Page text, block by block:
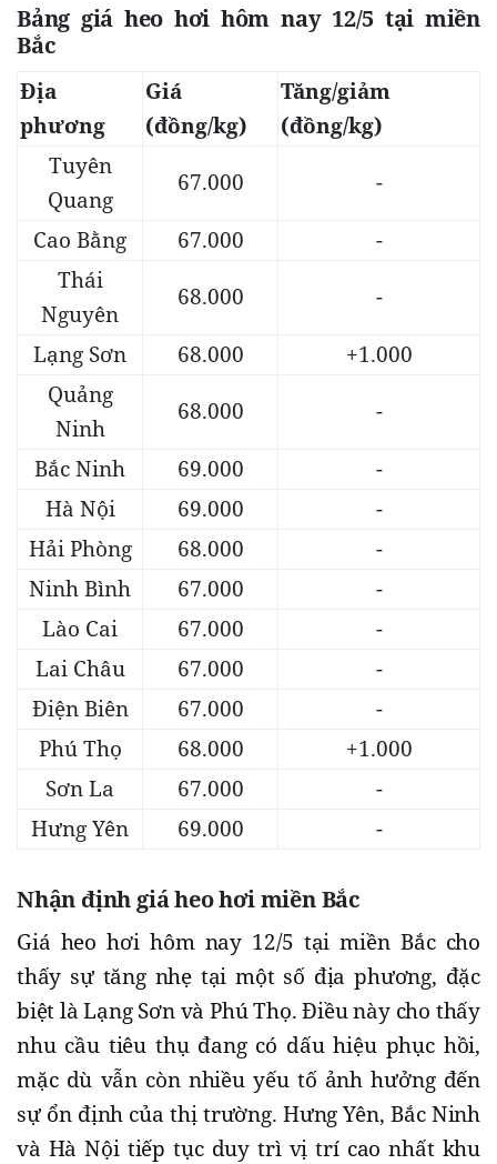
Bảng giá heo hơi hôm nay 12/5 tại miền
Bắc
Địa
phương
Giá
(đồng/kg)
Tăng/giảm
(đồng/kg)
Tuyên
Quang
67.000
-
Cao Bằng
67.000
-
Thái
Nguyên
68.000
-
Lạng Sơn
68.000
+1.000
Quảng
Ninh
68.000
-
Bắc Ninh
69.000
-
Hà Nội
69.000
-
Hải Phòng
68.000
-
Ninh Bình
67.000
-
Lào Cai
67.000
-
Lai Châu
67.000
-
Điện Biên
67.000
-
Phú Thọ
68.000
+1.000
Sơn La
67.000
-
Hưng Yên
69.000 -
Nhận định giá heo hơi miền Bắc
Giá heo hơi hôm nay 12/5 tại miền Bắc cho
thấy sự tăng nhẹ tại một số địa phương, đặc
biệt là Lạng Sơn và Phú Thọ. Điều này cho thấy
nhu cầu tiêu thụ đang có dấu hiệu phục hồi,
mặc dù vẫn còn nhiều yếu tố ảnh hưởng đến
sự ổn định của thị trường. Hưng Yên, Bắc Ninh
và Hà Nội tiếp tục duy trì vị trí cao nhất khu